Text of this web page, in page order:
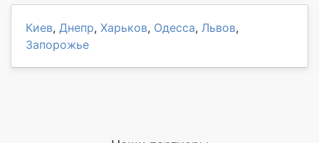
Киев, Днепр, Харьков, Одесса, Львов,
Запорожье